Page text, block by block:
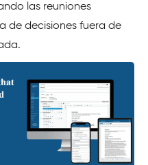
las reuniones
de decisiones fuera de